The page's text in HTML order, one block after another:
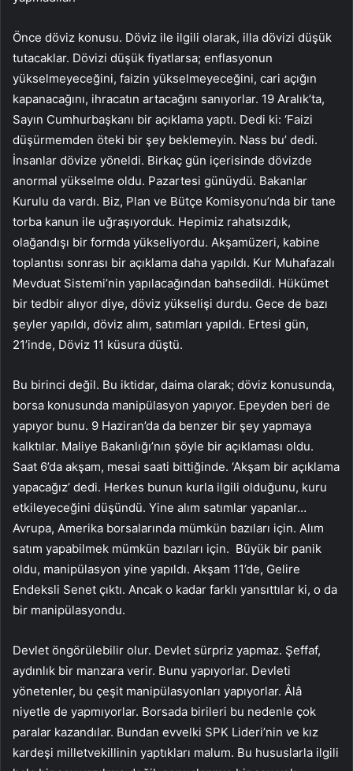
Önce döviz konusu. Döviz ile ilgili olarak, illa dövizi düşük
tutacaklar. Dövizi düşük fiyatlarsa; enflasyonun
yükselmeyeceğini, faizin yükselmeyeceğini, cari açığın
kapanacağını, ihracatın artacağını sanıyorlar. 19 Aralık’ta,
Sayın Cumhurbaşkanı bir açıklama yaptı. Dedi ki: ‘Faizi
düşürmemden öteki bir şey beklemeyin. Nass bu’ dedi.
İnsanlar dövize yöneldi. Birkaç gün içerisinde dövizde
anormal yükselme oldu. Pazartesi günüydü. Bakanlar
Kurulu da vardı. Biz, Plan ve Bütçe Komisyonu’nda bir tane
torba kanun ile uğraşıyorduk. Hepimiz rahatsızdık,
olağandışı bir formda yükseliyordu. Akşamüzeri, kabine
toplantısı sonrası bir açıklama daha yapıldı. Kur Muhafazalı
Mevduat Sistemi’nin yapılacağından bahsedildi. Hükümet
bir tedbir alıyor diye, döviz yükselişi durdu. Gece de bazı
şeyler yapıldı, döviz alım, satımları yapıldı. Ertesi gün,
21’inde, Döviz 11 küsura düştü.
Bu birinci değil. Bu iktidar, daima olarak; döviz konusunda,
borsa konusunda manipülasyon yapıyor. Epeyden beri de
yapıyor bunu. 9 Haziran’da da benzer bir şey yapmaya
kalktılar. Maliye Bakanlığı’nın şöyle bir açıklaması oldu.
Saat 6’da akşam, mesai saati bittiğinde. ‘Akşam bir açıklama
yapacağız’ dedi. Herkes bunun kurla ilgili olduğunu, kuru
etkileyeceğini düşündü. Yine alım satımlar yapanlar…
Avrupa, Amerika borsalarında mümkün bazıları için. Alım
satım yapabilmek mümkün bazıları için. Büyük bir panik
oldu, manipülasyon yine yapıldı. Akşam 11’de, Gelire
Endeksli Senet çıktı. Ancak o kadar farklı yansıttılar ki, o da
bir manipülasyondu.
Devlet öngörülebilir olur. Devlet sürpriz yapmaz. Şeffaf,
aydınlık bir manzara verir. Bunu yapıyorlar. Devleti
yönetenler, bu çeşit manipülasyonları yapıyorlar. Âlâ
niyetle de yapmıyorlar. Borsada birileri bu nedenle çok
paralar kazandılar. Bundan evvelki SPK Lideri’nin ve kız
kardeşi milletvekillinin yaptıkları malum. Bu hususlarla ilgili